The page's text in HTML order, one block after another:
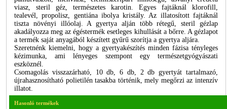
viasz, steril géz, természetes karotin. Egyes fajtáknál klorofill,
tealevél, propolisz, gentiána ibolya kristály. Az illatosított fajtáknál
tiszta növényi illóolaj. A gyertya alján több rétegű, steril gézlap
akadályozza meg az égéstermék esetleges kihullását a bőrre. A gézlapot
a termék saját anyagából készített gyűrű szorítja a gyertya aljára.
Szeretnénk kiemelni, hogy a gyertyakészítés minden fázisa tényleges
kézimunka, ami lényeges szempont egy természetgyógyászati
eszköznél.
Csomagolás visszazárható, 10 db, 6 db, 2 db gyertyát tartalmazó,
újrahasznosítható polietilén tasakba történik, mely megőrzi az intenzív
illatot.
Hasonló termékek